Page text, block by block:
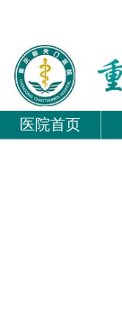
医院首页